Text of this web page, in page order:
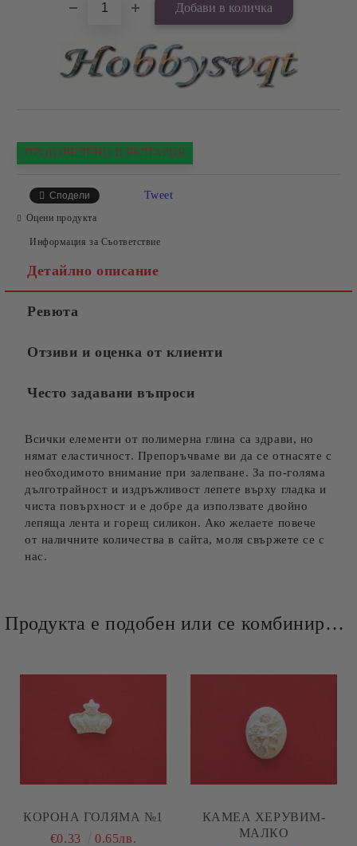
ПРОИЗВЕДЕНО В БЪЛГАРИЯ
Сподели Tweet
Оцени продукта
Информация за Съответствие
Детайлно описание
Ревюта
Отзиви и оценка от клиенти
Често задавани въпроси
Всички елементи от полимерна глина са здрави, но
нямат еластичност. Препоръчваме ви да се отнасяте с
необходимото внимание при залепване. За по-голяма
дълготрайност и издръжливост лепете върху гладка и
чиста повърхност и е добре да използвате двойно
лепяща лента и горещ силикон. Ако желаете повече
от наличните количества в сайта, моля свържете се с
нас.
Продукта е подобен или се комбинира добре и със следните продукти :
КОРОНА ГОЛЯМА №1
€0.33
0.65лв.
КАМЕА ХЕРУВИМ-
МАЛКО